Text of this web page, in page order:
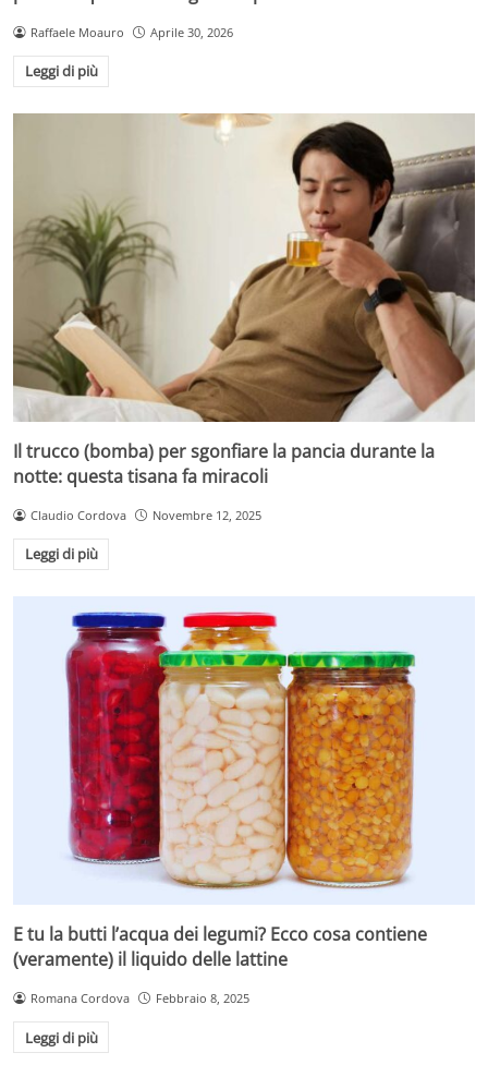
Raffaele Moauro Aprile 30, 2026
Leggi di più
Il trucco (bomba) per sgonfiare la pancia durante la
notte: questa tisana fa miracoli
Claudio Cordova Novembre 12, 2025
Leggi di più
E tu la butti l’acqua dei legumi? Ecco cosa contiene
(veramente) il liquido delle lattine
Romana Cordova Febbraio 8, 2025
Leggi di più